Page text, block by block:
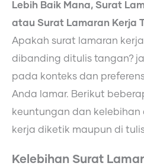
Lebih Baik Mana, Surat
atau Surat Lamaran Kerja
Apakah surat lamaran
dibanding ditulis tangan?
pada konteks dan
Anda lamar. Berikut
keuntungan dan kelebihan
kerja diketik maupun di
Kelebihan Surat